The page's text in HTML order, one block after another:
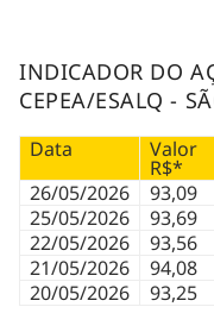
INDICADOR DO
CEPEA/ESALQ -
Data Valor
R$*
26/05/2026
93,09
25/05/2026
93,69
22/05/2026
93,56
21/05/2026
94,08
20/05/2026
93,25